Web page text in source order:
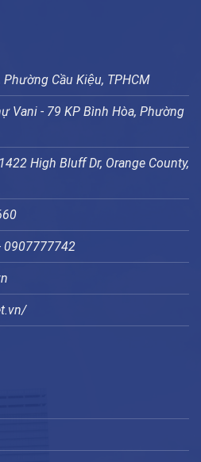
Cầu Kiệu, TPHCM
Vani - 79 KP Bình Hòa, Phường
High Bluff Dr, Orange County,
0907777742